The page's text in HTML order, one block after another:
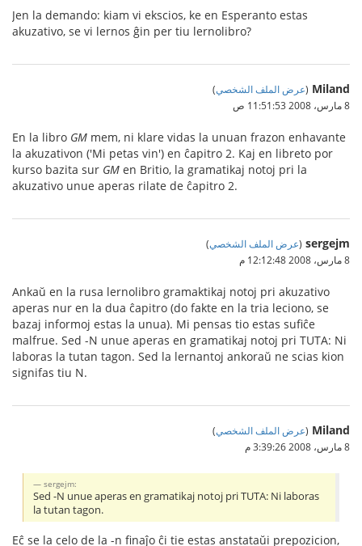
Jen la demando: kiam vi ekscios, ke en Esperanto estas
akuzativo, se vi lernos ĝin per tiu lernolibro?
Miland
(عرض الملف الشخصي)
8 مارس، 2008 11:51:53 ص
En la libro GM mem, ni klare vidas la unuan frazon enhavante
la akuzativon ('Mi petas vin') en ĉapitro 2. Kaj en libreto por
kurso bazita sur GM en Britio, la gramatikaj notoj pri la
akuzativo unue aperas rilate de ĉapitro 2.
sergejm
(عرض الملف الشخصي)
8 مارس، 2008 12:12:48 م
Ankaŭ en la rusa lernolibro gramaktikaj notoj pri akuzativo
aperas nur en la dua ĉapitro (do fakte en la tria leciono, se
bazaj informoj estas la unua). Mi pensas tio estas sufiĉe
malfrue. Sed -N unue aperas en gramatikaj notoj pri TUTA: Ni
laboras la tutan tagon. Sed la lernantoj ankoraŭ ne scias kion
signifas tiu N.
Miland
(عرض الملف الشخصي)
8 مارس، 2008 3:39:26 م
sergejm:
Sed -N unue aperas en gramatikaj notoj pri TUTA: Ni laboras
la tutan tagon.
Eĉ se la celo de la -n finaĵo ĉi tie estas anstataŭi prepozicion,